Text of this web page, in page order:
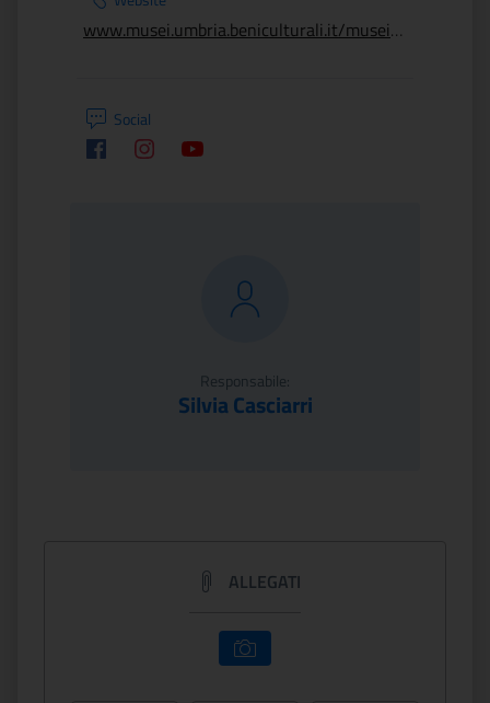
www.musei.umbria.beniculturali.it/musei/museo-archeologico-nazionale-teatro-romano-di-spoleto
Social
FacebookInstagramYoutube
Responsabile:
Silvia Casciarri
ALLEGATI